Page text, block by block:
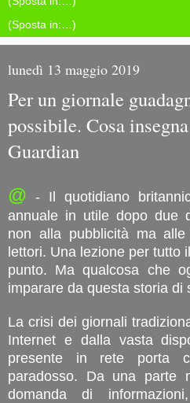
lunedì 13 maggio 2019
Per un giornale
possibile. Cosa
Guardian
@ - Il quotidiano
annuale in utile dopo due
non alla pubblicità ma
lettori. Una lezione per tutto
punto. Ma qualcosa che
imparare da questa storia di
La crisi dei giornali
Internet e dalla vasta
presente in rete porta
paradosso. Da una parte
domanda di